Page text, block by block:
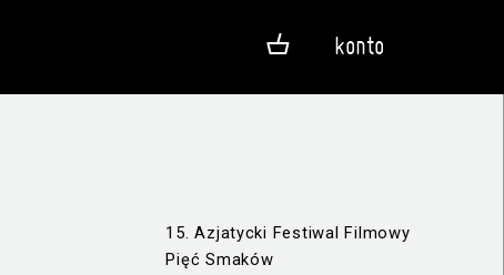
konto
15. Azjatycki Festiwal Filmowy
Pięć Smaków